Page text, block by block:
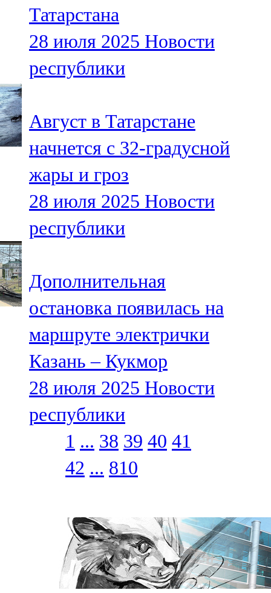
Татарстана
28 июля 2025 Новости
республики
Август в Татарстане
начнется с 32-градусной
жары и гроз
28 июля 2025 Новости
республики
Дополнительная
остановка появилась на
маршруте электрички
Казань – Кукмор
28 июля 2025 Новости
республики
1 ... 38 39 40 41
42 ... 810